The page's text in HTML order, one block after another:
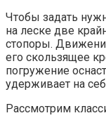
Чтобы задать
на леске две
стопоры.
его скользящее
погружение
удерживает на
Рассмотрим